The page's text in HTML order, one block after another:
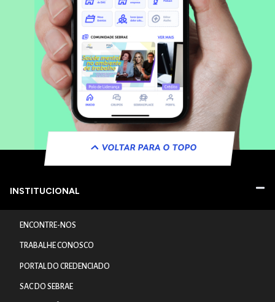
VOLTAR PARA O TOPO
INSTITUCIONAL
ENCONTRE-NOS
TRABALHE CONOSCO
PORTAL DO CREDENCIADO
SAC DO SEBRAE